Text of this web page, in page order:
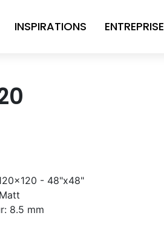
INSPIRATIONS ENTREPRISE
- 48"x48"
Matt
8.5 mm